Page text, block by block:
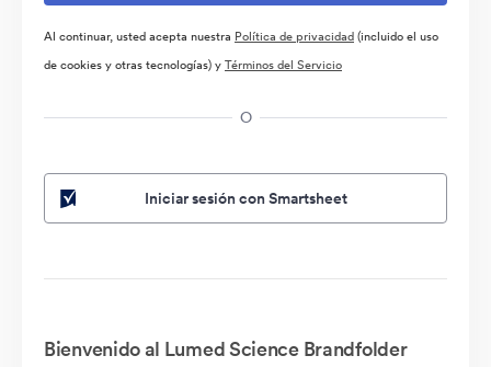
Al continuar, usted acepta nuestra Política de privacidad(incluido el uso
de cookies y otras tecnologías) yTérminos del Servicio
O
Iniciar sesión con Smartsheet
Bienvenido al Lumed Science Brandfolder